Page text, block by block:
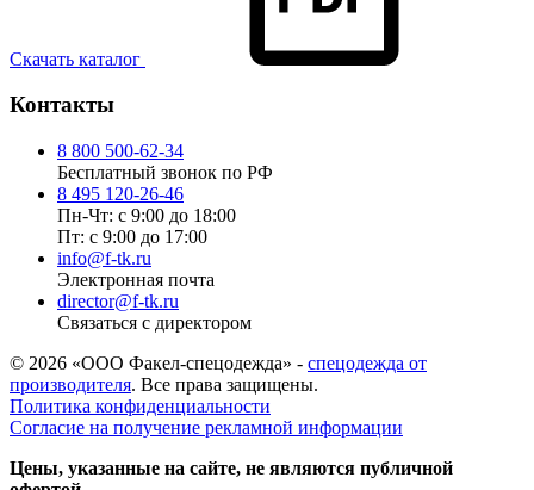
Скачать каталог
Контакты
8 800 500-62-34
Бесплатный звонок по РФ
8 495 120-26-46
Пн-Чт: с 9:00 до 18:00
Пт: с 9:00 до 17:00
info@f-tk.ru
Электронная почта
director@f-tk.ru
Связаться с директором
© 2026 «ООО Факел-спецодежда» - спецодежда от
производителя. Все права защищены.
Политика конфиденциальности
Согласие на получение рекламной информации
Цены, указанные на сайте, не являются публичной